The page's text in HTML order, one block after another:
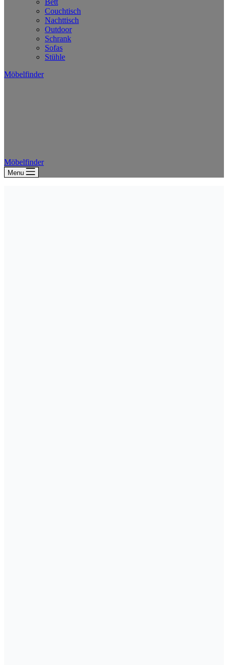
Bett
Couchtisch
Nachttisch
Outdoor
Schrank
Sofas
Stühle
Möbelfinder
Möbelfinder
Menu